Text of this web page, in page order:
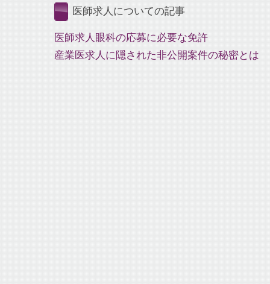
医師求人についての記事
医師求人眼科の応募に必要な免許
産業医求人に隠された非公開案件の秘密とは